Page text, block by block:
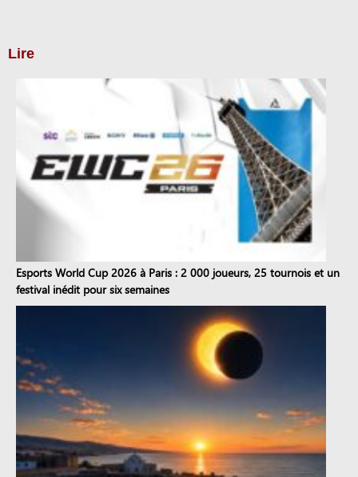
Lire
Esports World Cup 2026 à Paris : 2 000 joueurs, 25 tournois et un
festival inédit pour six semaines